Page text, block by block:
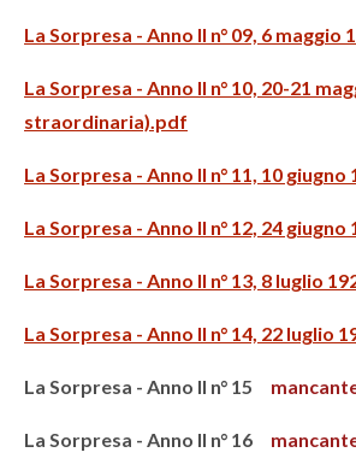
La Sorpresa - Anno II n° 09, 6 maggio
La Sorpresa - Anno II n° 10, 20-21
straordinaria).pdf
La Sorpresa - Anno II n° 11, 10 giugno
La Sorpresa - Anno II n° 12, 24 giugno
La Sorpresa - Anno II n° 13, 8 luglio
La Sorpresa - Anno II n° 14, 22 luglio
La Sorpresa - Anno II n° 15
La Sorpresa - Anno II n° 16